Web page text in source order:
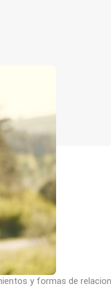
y formas de